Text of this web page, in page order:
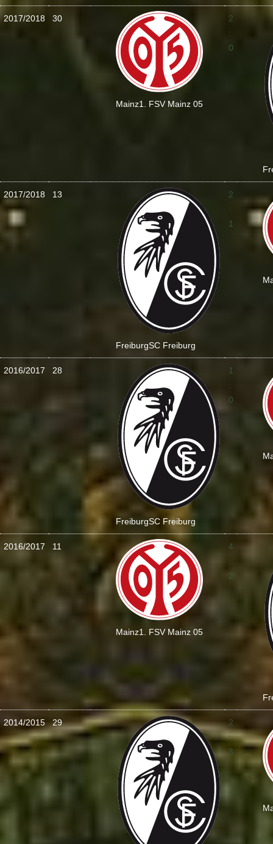
2017/2018 30
Mainz1. FSV Mainz 05
2
:
0
2017/2018 13
FreiburgSC Freiburg
2
:
1
2016/2017 28
FreiburgSC Freiburg
1
:
0
2016/2017 11
Mainz1. FSV Mainz 05
4
:
2
2014/2015 29
2
:
3